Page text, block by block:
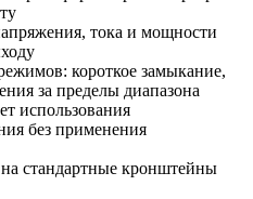
тока и мощности
короткое замыкание,
за пределы диапазона
использования
без применения
стандартные кронштейны